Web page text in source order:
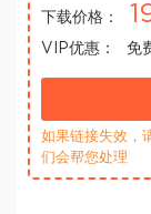
下载价格：
VIP优惠：
免
如果链接失效，
们会帮您处理